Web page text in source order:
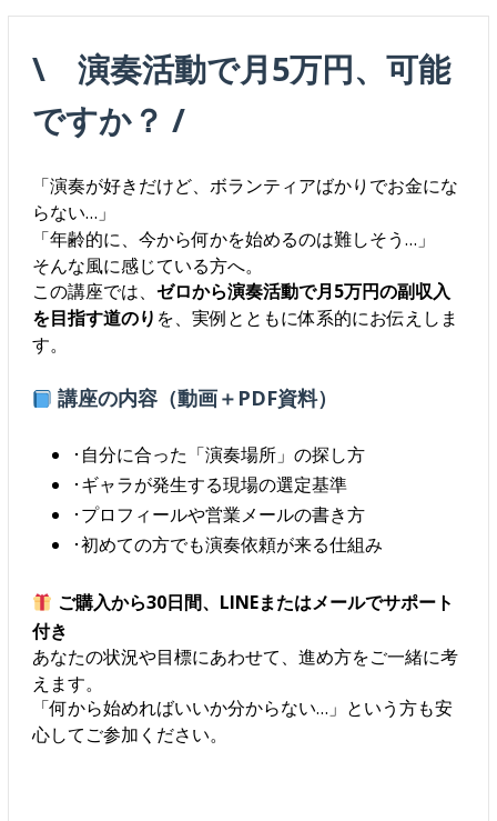
\ 演奏活動で月5万円、可能
ですか？ /
「演奏が好きだけど、ボランティアばかりでお金にな
らない…」
「年齢的に、今から何かを始めるのは難しそう…」
そんな風に感じている方へ。
この講座では、 ゼロから演奏活動で月5万円の副収入
を目指す道のり を、実例とともに体系的にお伝えしま
す。
講座の内容（動画＋PDF資料）
･自分に合った「演奏場所」の探し方
･ギャラが発生する現場の選定基準
･プロフィールや営業メールの書き方
･初めての方でも演奏依頼が来る仕組み
ご購入から30日間、LINEまたはメールでサポート
付き
あなたの状況や目標にあわせて、進め方をご一緒に考
えます。
「何から始めればいいか分からない…」という方も安
心してご参加ください。